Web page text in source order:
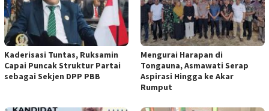
Kaderisasi Tuntas, Ruksamin
Capai Puncak Struktur Partai
sebagai Sekjen DPP PBB
Mengurai Harapan di
Tongauna, Asmawati Serap
Aspirasi Hingga ke Akar
Rumput